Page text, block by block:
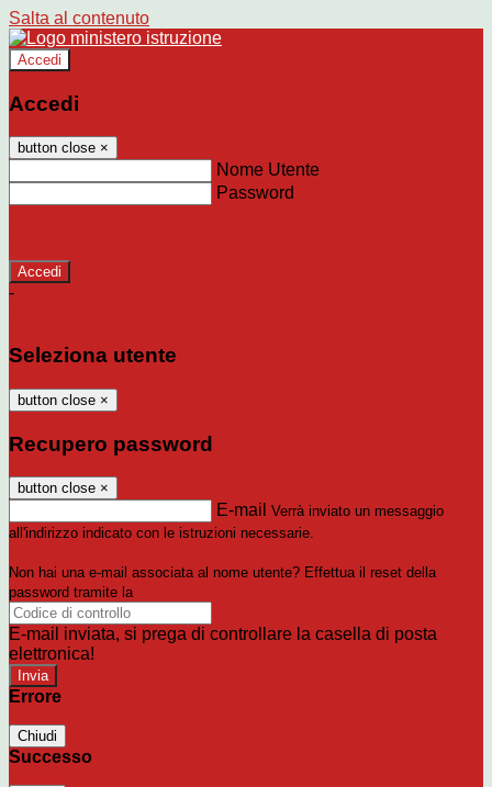
Salta al contenuto
Accedi
Accedi
button close ×
Nome Utente
Password
-
Seleziona utente
button close ×
Recupero password
button close ×
E-mail Verrà inviato un messaggio
all'indirizzo indicato con le istruzioni necessarie.
Non hai una e-mail associata al nome utente? Effettua il reset della
password tramite la
E-mail inviata, si prega di controllare la casella di posta
elettronica!
Errore
Chiudi
Successo